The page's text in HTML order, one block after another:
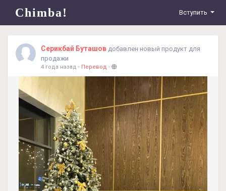
Chimba! Вступить
Серикбай Буташов добавлен новый продукт для
продажи
4 года назад - Перевод -